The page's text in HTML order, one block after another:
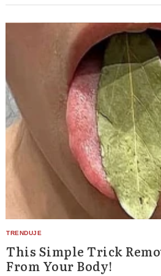
This Simple Trick
From Your Body!